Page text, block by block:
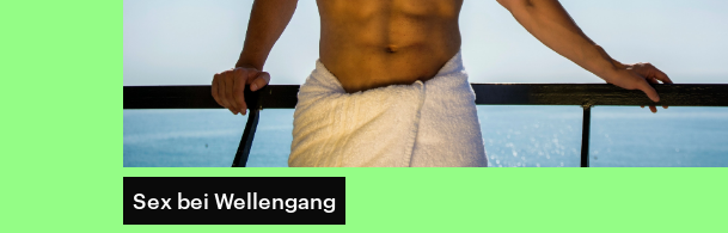
Sex bei Wellengang